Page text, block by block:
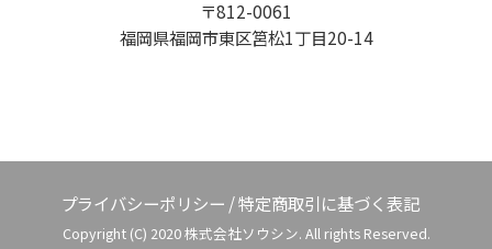
〒812-0061
福岡県福岡市東区筥松1丁目20-14
プライバシーポリシー /特定商取引に基づく表記
Copyright (C) 2020 株式会社ソウシン. All rights Reserved.